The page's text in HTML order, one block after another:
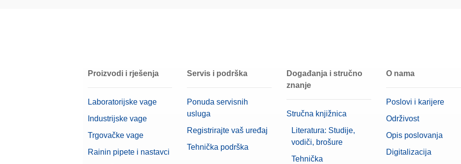
Proizvodi i rješenja
Laboratorijske vage
Industrijske vage
Trgovačke vage
Rainin pipete i nastavci
Servis i podrška
Ponuda servisnih
usluga
Registrirajte vaš uređaj
Tehnička podrška
Događanja i stručno
znanje
Stručna knjižnica
Literatura: Studije,
vodiči, brošure
Tehnička
O nama
Poslovi i karijere
Održivost
Opis poslovanja
Digitalizacija